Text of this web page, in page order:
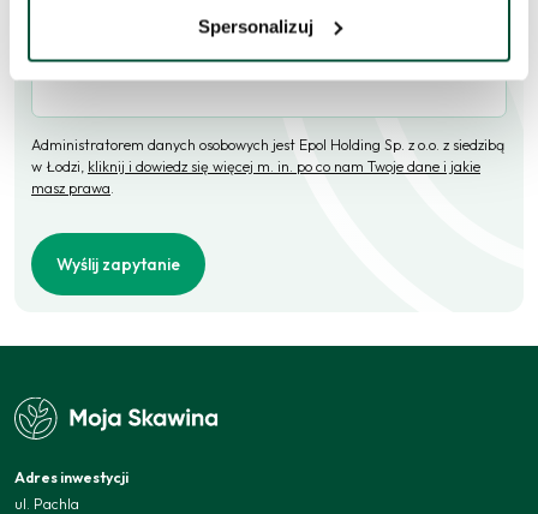
Spersonalizuj
Administratorem danych osobowych jest Epol Holding Sp. z o.o. z siedzibą
w Łodzi, kliknij i dowiedz się więcej m. in. po co nam Twoje dane i jakie
masz prawa.
Wyślij zapytanie
Adres inwestycji
ul. Pachla